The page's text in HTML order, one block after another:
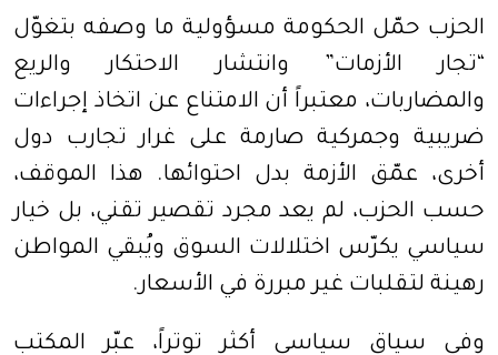
الحزب حمّل الحكومة مسؤولية ما وصفه بتغوّل
“تجار الأزمات” وانتشار الاحتكار والريع
والمضاربات، معتبراً أن الامتناع عن اتخاذ إجراءات
ضريبية وجمركية صارمة على غرار تجارب دول
أخرى، عمّق الأزمة بدل احتوائها. هذا الموقف،
حسب الحزب، لم يعد مجرد تقصير تقني، بل خيار
سياسي يكرّس اختلالات السوق ويُبقي المواطن
رهينة لتقلبات غير مبررة في الأسعار.
وفي سياق سياسي أكثر توتراً، عبّر المكتب